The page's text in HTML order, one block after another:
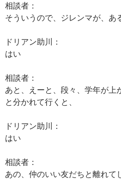
相談者：
そういうので、ジレンマが、あ
ドリアン助川：
はい
相談者：
あと、えーと、段々、学年が上
と分かれて行くと、
ドリアン助川：
はい
相談者：
あの、仲のいい友だちと離れて